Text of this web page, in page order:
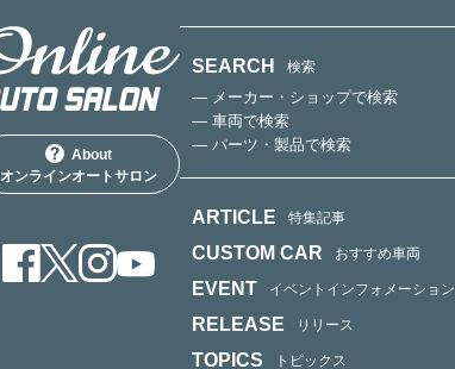
About
オンラインオートサロン
SEARCH 検索
— メーカー・ショップで検索
— 車両で検索
— パーツ・製品で検索
ARTICLE 特集記事
CUSTOM CAR おすすめ車両
EVENT イベントインフォメーション
RELEASE リリース
TOPICS トピックス